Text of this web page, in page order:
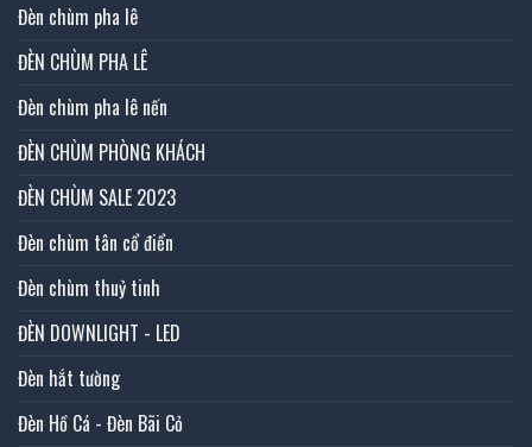
Đèn chùm pha lê
ĐÈN CHÙM PHA LÊ
Đèn chùm pha lê nến
ĐÈN CHÙM PHÒNG KHÁCH
ĐÈN CHÙM SALE 2023
Đèn chùm tân cổ điển
Đèn chùm thuỷ tinh
ĐÈN DOWNLIGHT - LED
Đèn hắt tường
Đèn Hồ Cá - Đèn Bãi Cỏ